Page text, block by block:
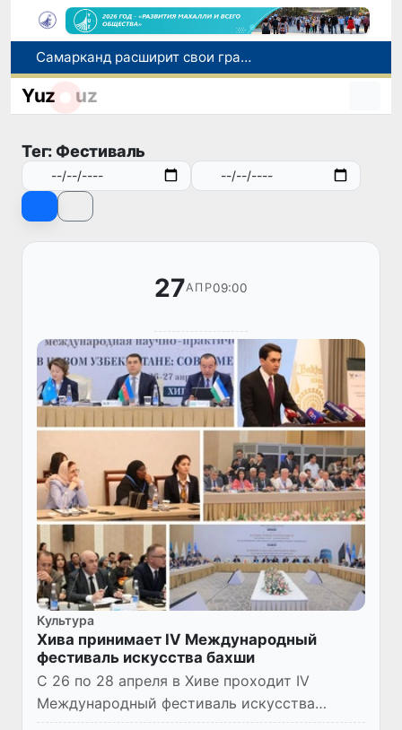
Самарканд расширит свои границы и приблизится к статусу города-миллионника
С 1 сентября пассажиры должны будут оплачивать проезд сразу при посадке в автобус
В Хорватии при столкновении грузового и пассажирского поездов пострадали 24 человека
Yuz uz
Тег: Фестиваль
27АПР09:00
Культура
Хива принимает IV Международный
фестиваль искусства бахши
С 26 по 28 апреля в Хиве проходит IV
Международный фестиваль искусства
бахши. Масштабное культурное событие